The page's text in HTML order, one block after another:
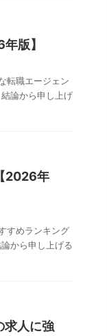
版】
転職エージェン
論から申し上げ
2026年
すめランキング
から申し上げる
求人に強